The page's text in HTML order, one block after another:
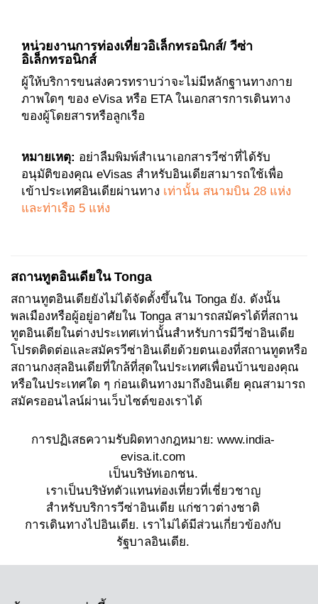
หน่วยงานการท่องเที่ยวอิเล็กทรอนิกส์/ วีซ่า
อิเล็กทรอนิกส์
ผู้ให้บริการขนส่งควรทราบว่าจะไม่มีหลักฐานทางกาย
ภาพใดๆ ของ eVisa หรือ ETA ในเอกสารการเดินทาง
ของผู้โดยสารหรือลูกเรือ
หมายเหตุ: อย่าลืมพิมพ์สำเนาเอกสารวีซ่าที่ได้รับ
อนุมัติของคุณ eVisas สำหรับอินเดียสามารถใช้เพื่อ
เข้าประเทศอินเดียผ่านทาง เท่านั้น สนามบิน 28 แห่ง
และท่าเรือ 5 แห่ง
สถานทูตอินเดียใน Tonga
สถานทูตอินเดียยังไม่ได้จัดตั้งขึ้นใน Tonga ยัง. ดังนั้น
พลเมืองหรือผู้อยู่อาศัยใน Tonga สามารถสมัครได้ที่สถาน
ทูตอินเดียในต่างประเทศเท่านั้นสำหรับการมีวีซ่าอินเดีย
โปรดติดต่อและสมัครวีซ่าอินเดียด้วยตนเองที่สถานทูตหรือ
สถานกงสุลอินเดียที่ใกล้ที่สุดในประเทศเพื่อนบ้านของคุณ
หรือในประเทศใด ๆ ก่อนเดินทางมาถึงอินเดีย คุณสามารถ
สมัครออนไลน์ผ่านเว็บไซต์ของเราได้